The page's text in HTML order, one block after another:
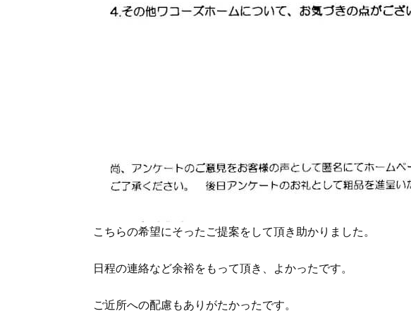
こちらの希望にそったご提案をして頂き助かりました。
日程の連絡など余裕をもって頂き、よかったです。
ご近所への配慮もありがたかったです。